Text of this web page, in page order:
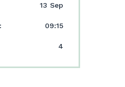
13 Sep
09:15
4